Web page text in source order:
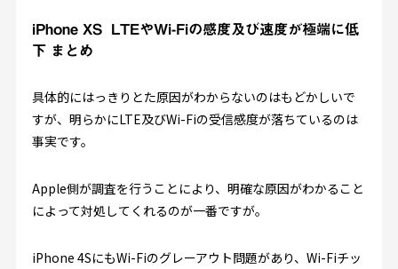
iPhone XS LTEやWi-Fiの感度及び速度が極端に低
下 まとめ
具体的にはっきりとた原因がわからないのはもどかしいで
すが、明らかにLTE及びWi-Fiの受信感度が落ちているのは
事実です。
Apple側が調査を行うことにより、明確な原因がわかること
によって対処してくれるのが一番ですが。
iPhone 4SにもWi-Fiのグレーアウト問題があり、Wi-Fiチッ